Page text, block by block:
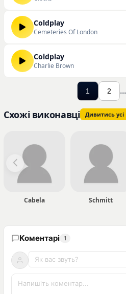
Coldplay
Cemeteries Of London
Coldplay
Charlie Brown
1 2 ...
Схожі виконавці Дивитись усі
Cabela Schmitt
Коментарі 1